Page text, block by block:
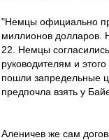
"Немцы официально
миллионов долларов.
22. Немцы
руководителям и
пошли запредельные
предпочла взять у
Аленичев же сам